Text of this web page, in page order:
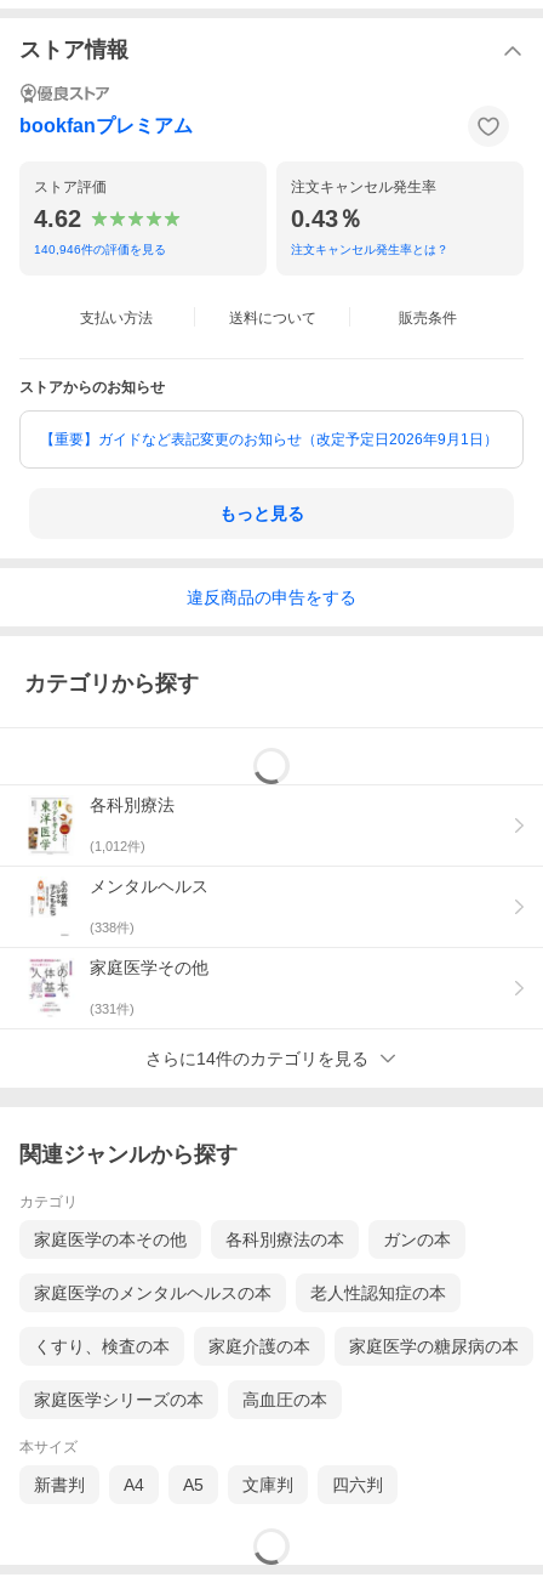
ストア情報
bookfanプレミアム
ストア評価
4.62
140,946件の評価を見る
注文キャンセル発生率
0.43％
注文キャンセル発生率とは？
支払い方法 送料について 販売条件
ストアからのお知らせ
【重要】ガイドなど表記変更のお知らせ（改定予定日2026年9月1日）
もっと見る
違反商品の申告をする
カテゴリから探す
各科別療法
(1,012件)
メンタルヘルス
(338件)
家庭医学その他
(331件)
さらに14件のカテゴリを見る
関連ジャンルから探す
カテゴリ
家庭医学の本その他 各科別療法の本 ガンの本
家庭医学のメンタルヘルスの本 老人性認知症の本
くすり、検査の本 家庭介護の本 家庭医学の糖尿病の本
家庭医学シリーズの本 高血圧の本
本サイズ
新書判 A4 A5 文庫判 四六判